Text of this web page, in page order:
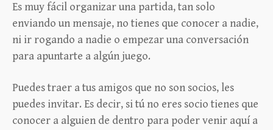
Es muy fácil organizar una partida, tan solo
enviando un mensaje, no tienes que conocer a nadie,
ni ir rogando a nadie o empezar una conversación
para apuntarte a algún juego.
Puedes traer a tus amigos que no son socios, les
puedes invitar. Es decir, si tú no eres socio tienes que
conocer a alguien de dentro para poder venir aquí a